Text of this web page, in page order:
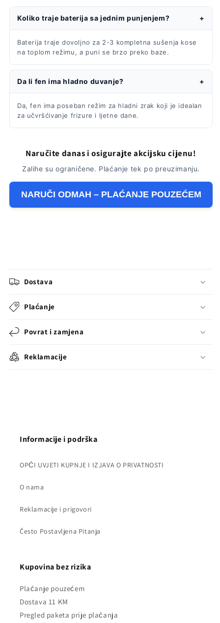
Koliko traje baterija sa jednim punjenjem? +
Baterija traje dovoljno za 2-3 kompletna sušenja kose
na toplom režimu, a puni se brzo preko baze.
Da li fen ima hladno duvanje? +
Da, fen ima poseban režim za hladni zrak koji je idealan
za učvršćivanje frizure i ljetne dane.
Naručite danas i osigurajte akcijsku cijenu!
Zalihe su ograničene. Plaćanje tek po preuzimanju.
NARUČI ODMAH – PLAĆANJE POUZEĆEM
Dostava
Plaćanje
Povrat i zamjena
Reklamacije
Informacije i podrška
OPĆI UVJETI KUPNJE I IZJAVA O PRIVATNOSTI
O nama
Reklamacije i prigovori
Često Postavljena Pitanja
Kupovina bez rizika
Plaćanje pouzećem
Dostava 11 KM
Pregled paketa prije plaćanja